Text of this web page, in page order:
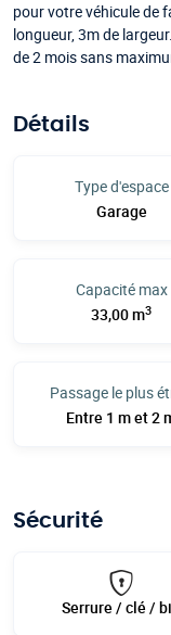
pour votre véhicule de
longueur, 3m de
de 2 mois sans
Détails
Type d'espace
Garage
Capacité max
33,00 m3
Passage le plus
Entre 1 m et 2
Sécurité
Serrure / clé /